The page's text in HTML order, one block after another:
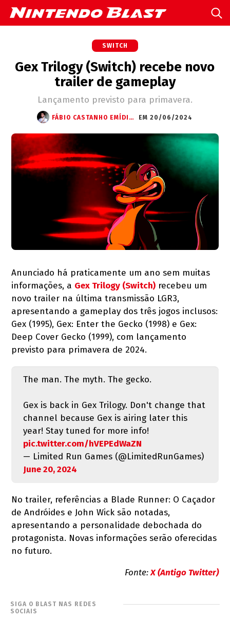
SWITCH
Gex Trilogy (Switch) recebe novo
trailer de gameplay
Lançamento previsto para primavera.
FÁBIO CASTANHO EMÍDIO (STARWRITTER) EM 20/06/2024
Anunciado há praticamente um ano sem muitas
informações, a Gex Trilogy (Switch) recebeu um
novo trailer na última transmissão LGR3,
apresentando a gameplay dos três jogos inclusos:
Gex (1995), Gex: Enter the Gecko (1998) e Gex:
Deep Cover Gecko (1999), com lançamento
previsto para primavera de 2024.
The man. The myth. The gecko.
Gex is back in Gex Trilogy. Don't change that
channel because Gex is airing later this
year! Stay tuned for more info!
pic.twitter.com/hVEPEdWaZN
— Limited Run Games (@LimitedRunGames)
June 20, 2024
No trailer, referências a Blade Runner: O Caçador
de Andróides e John Wick são notadas,
apresentando a personalidade debochada do
protagonista. Novas informações serão oferecidas
no futuro.
Fonte:X (Antigo Twitter)
SIGA O BLAST NAS REDES
SOCIAIS